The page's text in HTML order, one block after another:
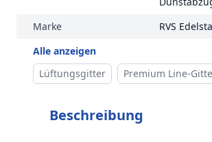
Marke
RVS
Alle anzeigen
Lüftungsgitter
Premium Line-
Beschreibung